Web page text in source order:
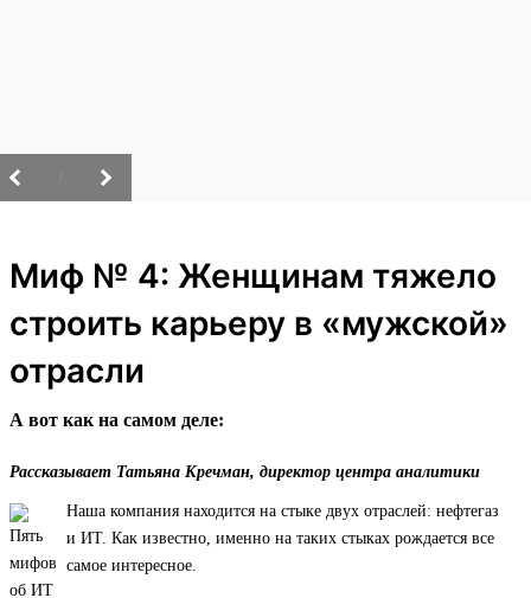
Миф № 4: Женщинам тяжело
строить карьеру в «мужской»
отрасли
А вот как на самом деле:
Рассказывает Татьяна Кречман, директор центра аналитики
Наша компания находится на стыке двух отраслей: нефтегаз
и ИТ. Как известно, именно на таких стыках рождается все
самое интересное.